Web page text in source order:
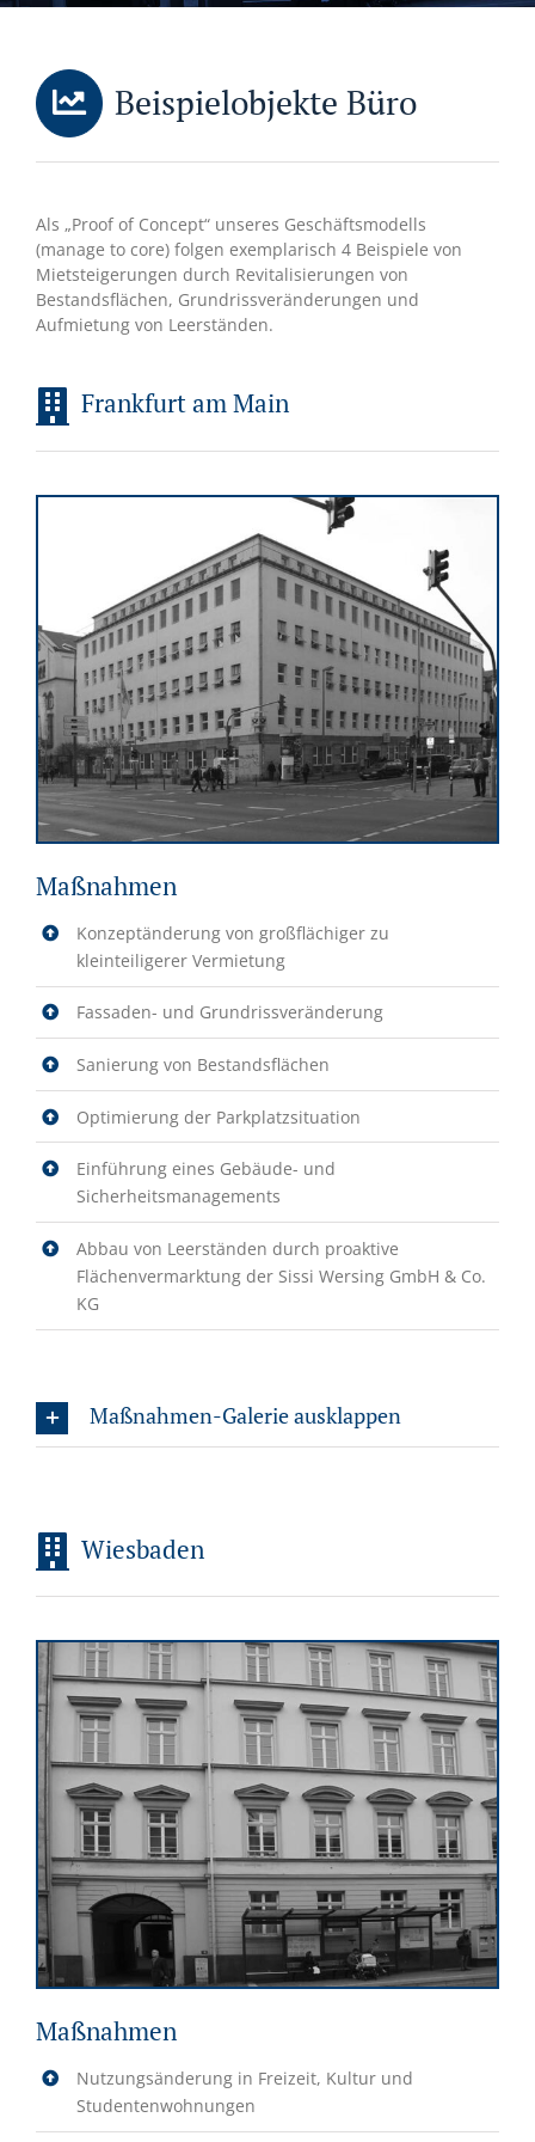
Beispielobjekte Büro
Als „Proof of Concept“ unseres Geschäftsmodells
(manage to core) folgen exemplarisch 4 Beispiele von
Mietsteigerungen durch Revitalisierungen von
Bestandsflächen, Grundrissveränderungen und
Aufmietung von Leerständen.
Frankfurt am Main
Maßnahmen
Konzeptänderung von großflächiger zu
kleinteiligerer Vermietung
Fassaden- und Grundrissveränderung
Sanierung von Bestandsflächen
Optimierung der Parkplatzsituation
Einführung eines Gebäude- und
Sicherheitsmanagements
Abbau von Leerständen durch proaktive
Flächenvermarktung der Sissi Wersing GmbH & Co.
KG
Maßnahmen-Galerie ausklappen
Wiesbaden
Maßnahmen
Nutzungsänderung in Freizeit, Kultur und
Studentenwohnungen